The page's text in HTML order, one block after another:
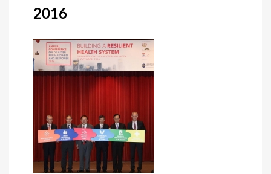
2016